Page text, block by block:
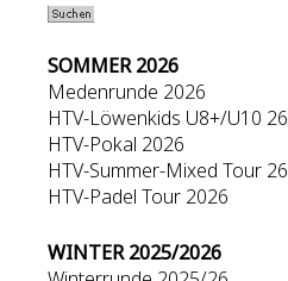
SOMMER 2026
Medenrunde 2026
HTV-Löwenkids U8+/U10 26
HTV-Pokal 2026
HTV-Summer-Mixed Tour 26
HTV-Padel Tour 2026
WINTER 2025/2026